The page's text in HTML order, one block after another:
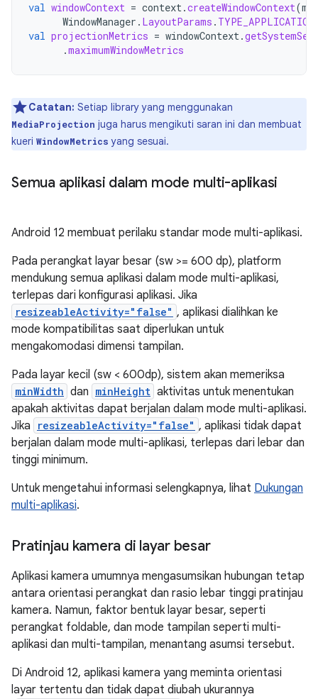
val windowContext = context.createWindowContext(
WindowManager . LayoutParams . TYPE_APPLICATION
val projectionMetrics = windowContext.
.maximumWindowMetrics
Catatan: Setiap library yang menggunakan
MediaProjection juga harus mengikuti saran ini dan membuat
kueri WindowMetrics yang sesuai.
Semua aplikasi dalam mode multi-aplikasi
Android 12 membuat perilaku standar mode multi-aplikasi.
Pada perangkat layar besar (sw >= 600 dp), platform
mendukung semua aplikasi dalam mode multi-aplikasi,
terlepas dari konfigurasi aplikasi. Jika
resizeableActivity="false" , aplikasi dialihkan ke
mode kompatibilitas saat diperlukan untuk
mengakomodasi dimensi tampilan.
Pada layar kecil (sw < 600dp), sistem akan memeriksa
minWidth dan minHeight aktivitas untuk menentukan
apakah aktivitas dapat berjalan dalam mode multi-aplikasi.
Jika
resizeableActivity="false" , aplikasi tidak dapat
berjalan dalam mode multi-aplikasi, terlepas dari lebar dan
tinggi minimum.
Untuk mengetahui informasi selengkapnya, lihat Dukungan
multi-aplikasi.
Pratinjau kamera di layar besar
Aplikasi kamera umumnya mengasumsikan hubungan tetap
antara orientasi perangkat dan rasio lebar tinggi pratinjau
kamera. Namun, faktor bentuk layar besar, seperti
perangkat foldable, dan mode tampilan seperti multi-
aplikasi dan multi-tampilan, menantang asumsi tersebut.
Di Android 12, aplikasi kamera yang meminta orientasi
layar tertentu dan tidak dapat diubah ukurannya